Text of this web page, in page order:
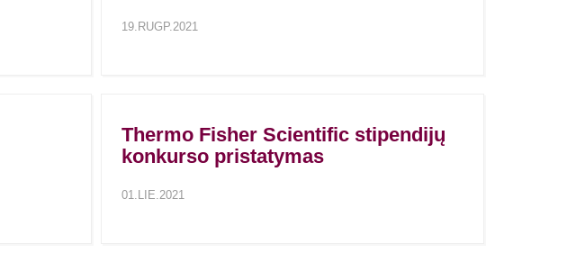
19.RUGP.2021
Thermo Fisher Scientific stipendijų
konkurso pristatymas
01.LIE.2021